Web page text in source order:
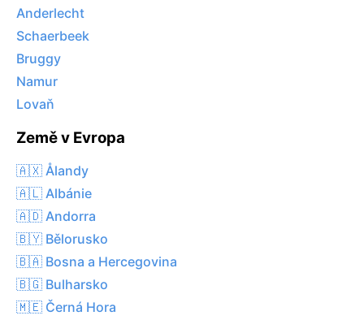
Anderlecht
Schaerbeek
Bruggy
Namur
Lovaň
Země v Evropa
🇦🇽 Ålandy
🇦🇱 Albánie
🇦🇩 Andorra
🇧🇾 Bělorusko
🇧🇦 Bosna a Hercegovina
🇧🇬 Bulharsko
🇲🇪 Černá Hora